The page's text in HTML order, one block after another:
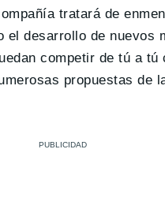
tratará de
el desarrollo de nuevos
competir de tú a tú
propuestas de